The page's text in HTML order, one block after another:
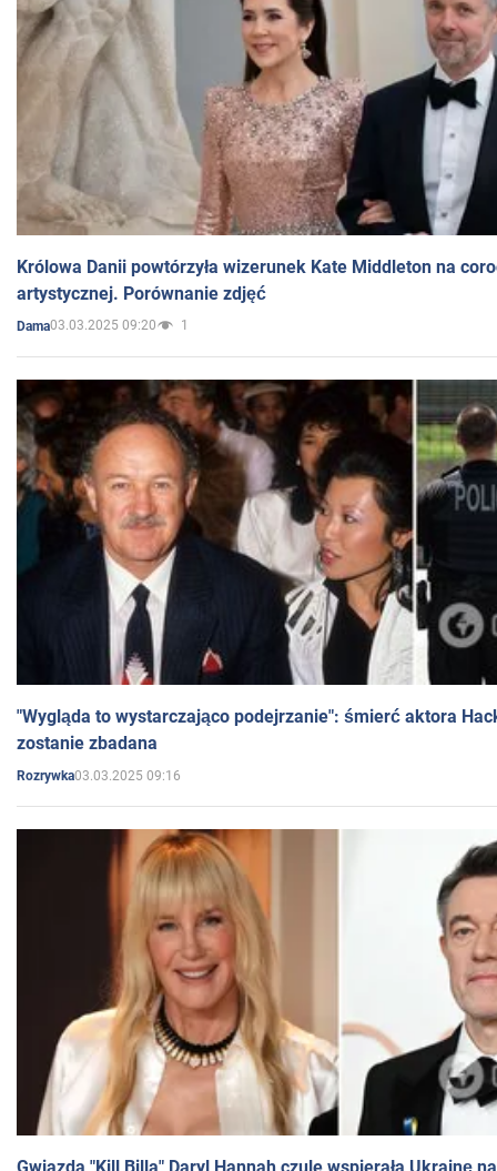
Królowa Danii powtórzyła wizerunek Kate Middleton na
artystycznej. Porównanie zdjęć
Dama03.03.2025 09:20 1
"Wygląda to wystarczająco podejrzanie": śmierć aktora
zostanie zbadana
Rozrywka03.03.2025 09:16
Gwiazda "Kill Billa" Daryl Hannah czule wspierała Ukrainę